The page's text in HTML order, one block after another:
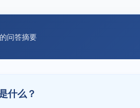
问答摘要
什么？